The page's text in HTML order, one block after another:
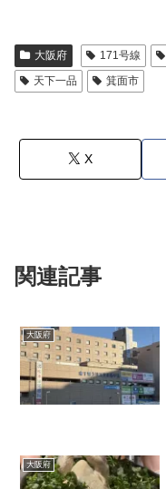
大阪府 171号線
天下一品
箕面市
X
関連記事
大阪府
大阪府